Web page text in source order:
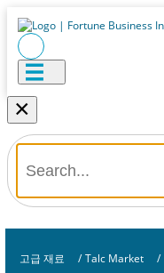
×
고급 재료 / Talc Market /